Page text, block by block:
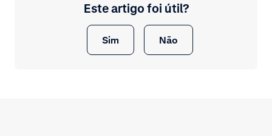
Este artigo foi útil?
Sim Não